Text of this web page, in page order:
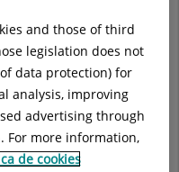
and those of third
legislation does not
data protection) for
analysis, improving
advertising through
For more information,
de cookies